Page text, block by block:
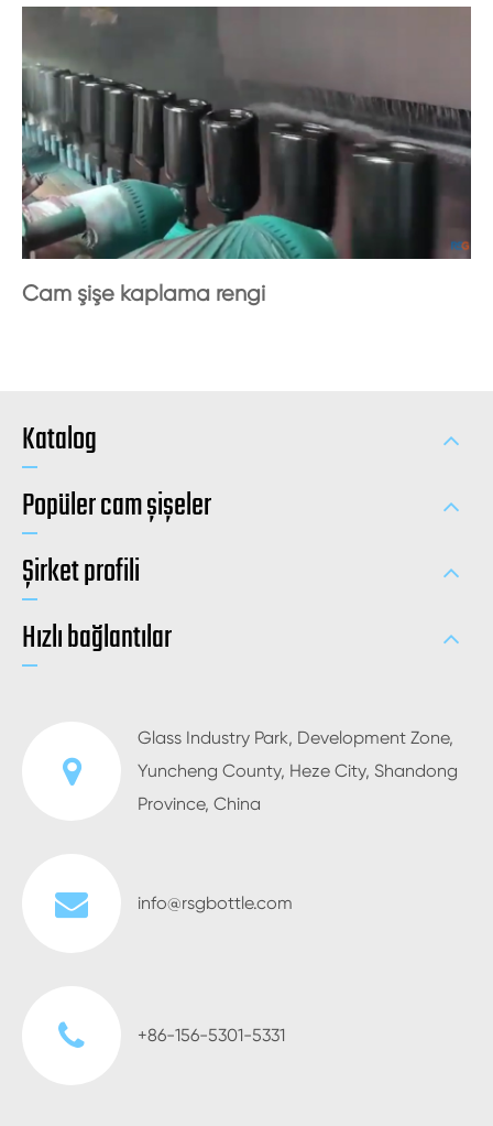
Cam şişe kaplama rengi
Katalog
Popüler cam şişeler
Şirket profili
Hızlı bağlantılar
Glass Industry Park, Development Zone,
Yuncheng County, Heze City, Shandong
Province, China
info@rsgbottle.com
+86-156-5301-5331